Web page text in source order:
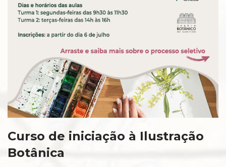
Curso de iniciação à Ilustração
Botânica